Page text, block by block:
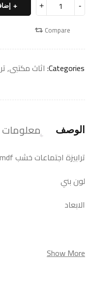
Compare
Categories: اثاث مكتبى,
الوصف معلومات
ترابيزة اجتماعات خشب mdf
لون بني
الابعاد
Show More